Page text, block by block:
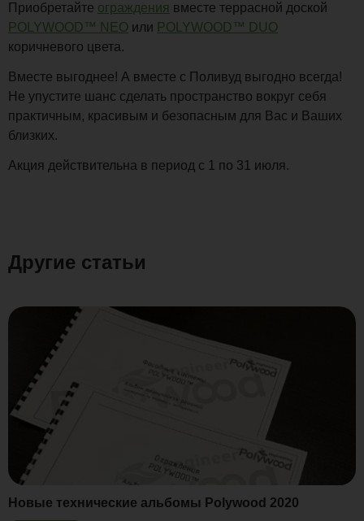
Приобретайте ограждения вместе террасной доской
POLYWOOD™ NEO или POLYWOOD™ DUO
коричневого цвета.
Вместе выгоднее! А вместе с Поливуд выгодно всегда!
Не упустите шанс сделать пространство вокруг себя
практичным, красивым и безопасным для Вас и Ваших
близких.
Акция действительна в период с 1 по 31 июля.
Другие статьи
Новые технические альбомы Polywood 2020